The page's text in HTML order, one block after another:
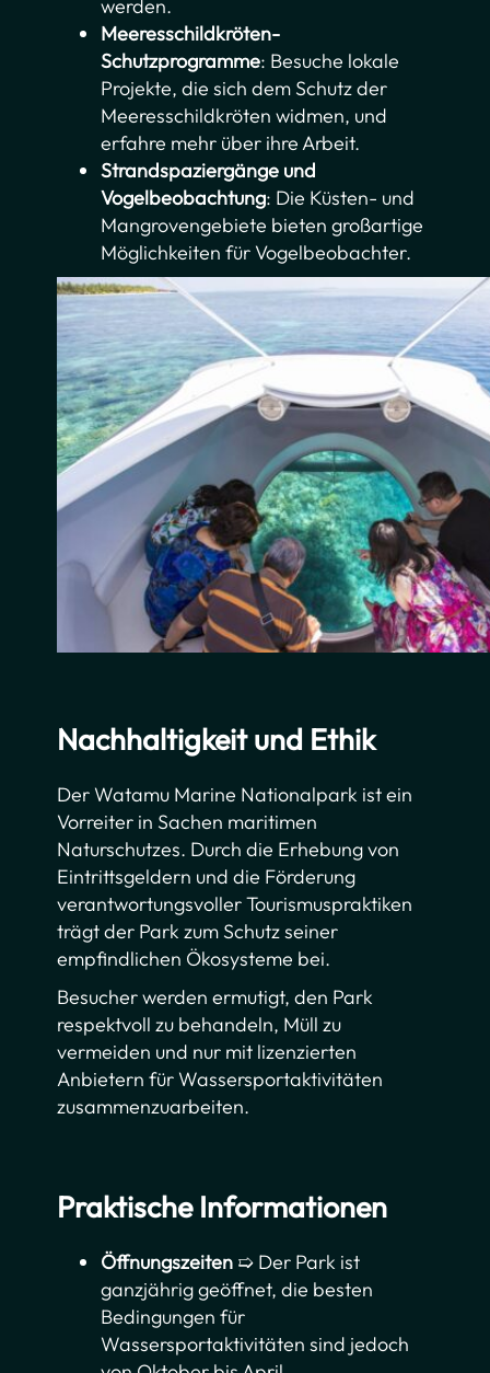
werden.
Meeresschildkröten-
Schutzprogramme: Besuche lokale
Projekte, die sich dem Schutz der
Meeresschildkröten widmen, und
erfahre mehr über ihre Arbeit.
Strandspaziergänge und
Vogelbeobachtung: Die Küsten- und
Mangrovengebiete bieten großartige
Möglichkeiten für Vogelbeobachter.
Nachhaltigkeit und Ethik
Der Watamu Marine Nationalpark ist ein
Vorreiter in Sachen maritimen
Naturschutzes. Durch die Erhebung von
Eintrittsgeldern und die Förderung
verantwortungsvoller Tourismuspraktiken
trägt der Park zum Schutz seiner
empfindlichen Ökosysteme bei.
Besucher werden ermutigt, den Park
respektvoll zu behandeln, Müll zu
vermeiden und nur mit lizenzierten
Anbietern für Wassersportaktivitäten
zusammenzuarbeiten.
Praktische Informationen
Öffnungszeiten ➯ Der Park ist
ganzjährig geöffnet, die besten
Bedingungen für
Wassersportaktivitäten sind jedoch